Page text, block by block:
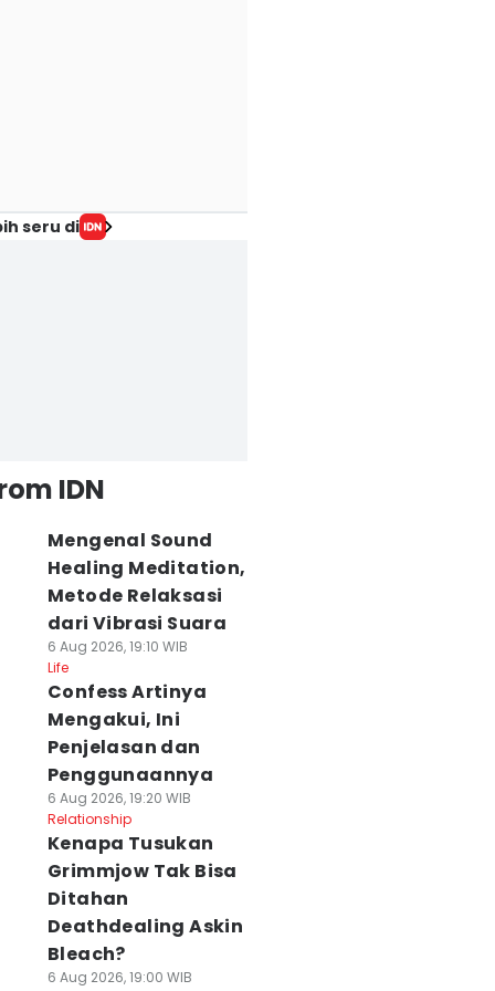
seru di
IDN
Mengenal Sound
Healing Meditation,
Metode Relaksasi
dari Vibrasi Suara
6 Aug 2026, 19:10 WIB
Life
Confess Artinya
Mengakui, Ini
Penjelasan dan
Penggunaannya
6 Aug 2026, 19:20 WIB
Relationship
Kenapa Tusukan
Grimmjow Tak Bisa
Ditahan
Deathdealing Askin
Bleach?
6 Aug 2026, 19:00 WIB